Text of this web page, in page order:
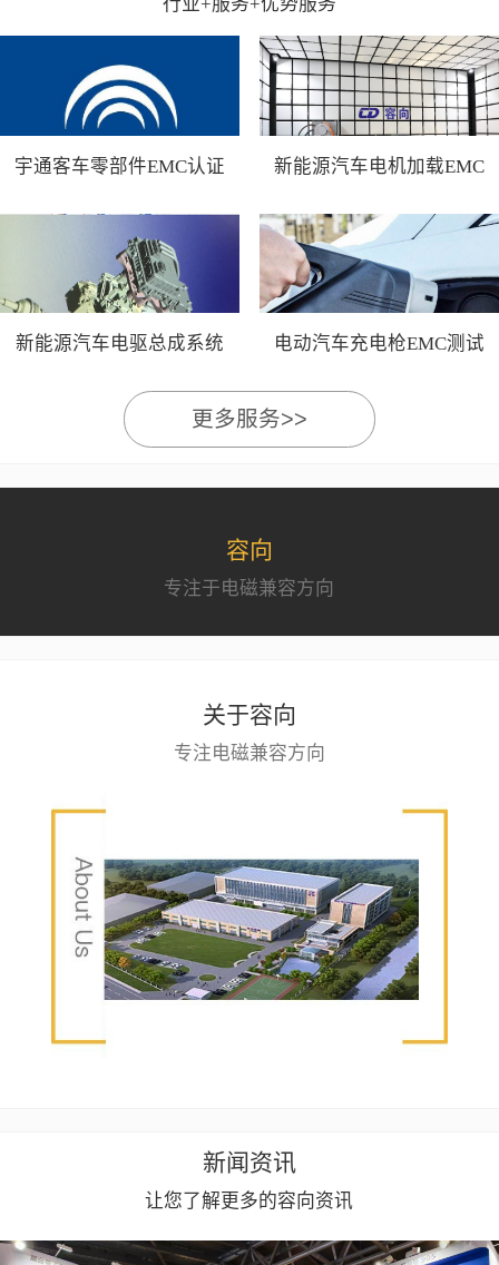
宇通客车零部件EMC认证
新能源汽车电机加载EMC
新能源汽车电驱总成系统
电动汽车充电枪EMC测试
更多服务>>
容向
专注于电磁兼容方向
关于容向
专注电磁兼容方向
新闻资讯
让您了解更多的容向资讯